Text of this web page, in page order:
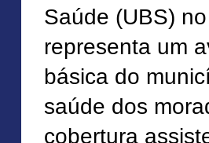
Saúde (UBS)
representa um
básica do
saúde dos
cobertura